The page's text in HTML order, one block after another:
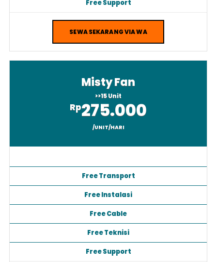
Free Support
SEWA SEKARANG VIA WA
Misty Fan
>>15 Unit
275.000
Free Transport
Free Instalasi
Free Cable
Free Teknisi